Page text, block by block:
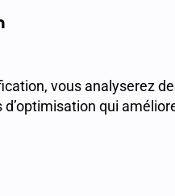
vous analyserez
qui